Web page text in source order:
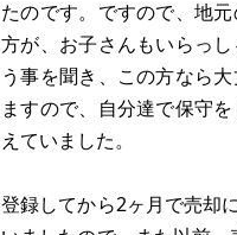
たのです。ですので、地
方が、お子さんもいらっ
う事を聞き、この方なら
ますので、自分達で保守
えていました。
登録してから2ヶ月で売却